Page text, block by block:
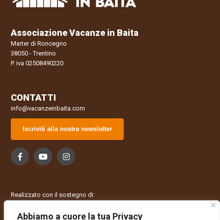
Abbiamo a cuore la tua Privacy
avuto, non mi era mai capitato che una struttura avesse tutte le
recenzioni con il massimo dei voti. Dopo 10 giorni di vacanza a
un amico sempre simpatico e disponibile. Il posto e' facilmente
raggiungibile e vicino a milioni di cose da fare (escursioni, oasi
Trentino abbiamo trascorso una seconda luna di miele. P.S. Ora
ha anche costruito una piccola sauna in legno che abbiamo
Data
Nome
Associazione Vacanze in Baita
Marter di Roncegno
38050 - Trentino
P. iva 02508490220
CONTATTI
info@vacanzeinbaita.com
Iscriviti alla nostra newsletter
Realizzato con il sostegno di: